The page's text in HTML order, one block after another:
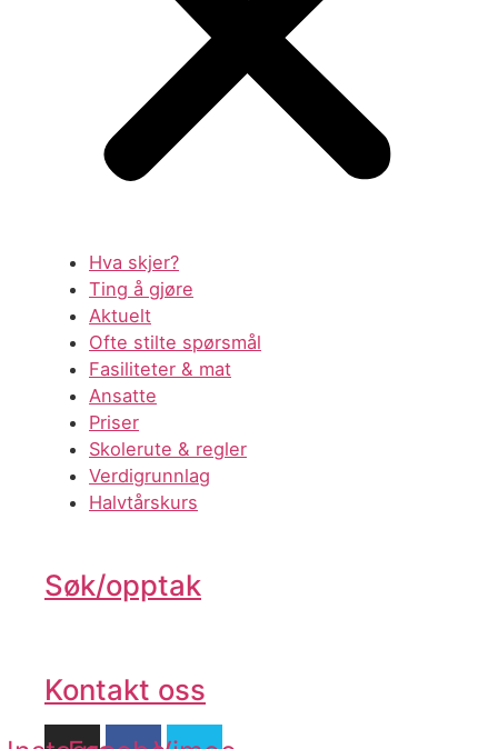
Hva skjer?
Ting å gjøre
Aktuelt
Ofte stilte spørsmål
Fasiliteter & mat
Ansatte
Priser
Skolerute & regler
Verdigrunnlag
Halvtårskurs
Søk/opptak
Kontakt oss